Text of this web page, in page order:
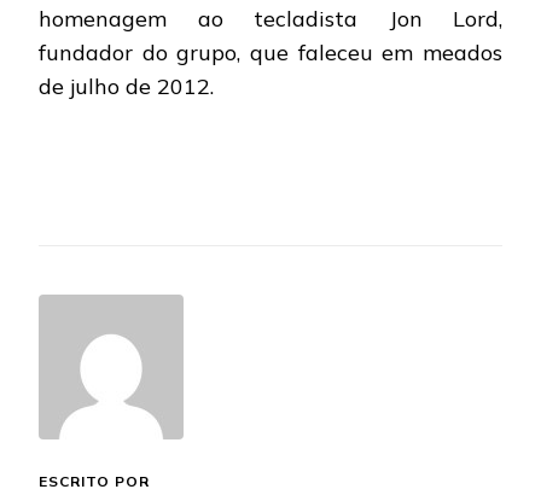
homenagem ao tecladista Jon Lord,
fundador do grupo, que faleceu em meados
de julho de 2012.
ESCRITO POR